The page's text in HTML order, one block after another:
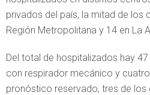
privados del país, la mitad de los
Región Metropolitana y 14 en La
Del total de hospitalizados hay
con respirador mecánico y
pronóstico reservado, tres de